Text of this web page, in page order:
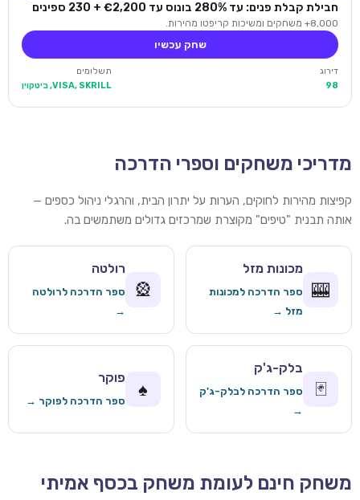
חבילת קבלת פנים: עד 280% בונוס עד €2,200 + 230 ספינים
8,000+ משחקים ומשיכות קריפטו מהירות.
שחק עכשיו
דירוג
98
תשלומים
VISA, SKRILL, ביטקוין
מדריכי משחקים וספרי הדרכה
קפיצות מהירות לחוקים, הערות על יתרון הבית, והרגלי ניהול כספים —
אותה תבנית "טיפים" מקוצרת שמרכזים גדולים משתמשים בה.
🎰
מכונות מזל
ספר הדרכה למכונות
מזל →
🎡
רולטה
ספר הדרכה לרולטה
→
🃏
בלק-ג'ק
ספר הדרכה לבלק-ג'ק
→
♠️
פוקר
ספר הדרכה לפוקר →
משחק חינם לעומת משחק בכסף אמיתי